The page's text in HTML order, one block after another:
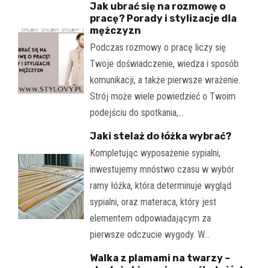
Jak ubrać się na rozmowę o
pracę? Porady i stylizacje dla
mężczyzn
Podczas rozmowy o pracę liczy się
Twoje doświadczenie, wiedza i sposób
komunikacji, a także pierwsze wrażenie.
Strój może wiele powiedzieć o Twoim
podejściu do spotkania,…
Jaki stelaż do łóżka wybrać?
Kompletując wyposażenie sypialni,
inwestujemy mnóstwo czasu w wybór
ramy łóżka, która determinuje wygląd
sypialni, oraz materaca, który jest
elementem odpowiadającym za
pierwsze odczucie wygody. W…
Walka z plamami na twarzy –